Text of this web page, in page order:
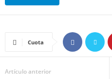
Cuota
Artículo anterior